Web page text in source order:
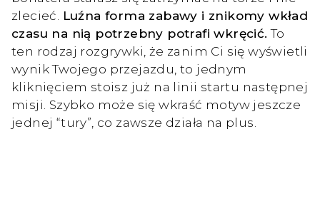
zlecieć. Luźna forma zabawy i znikomy wkład
czasu na nią potrzebny potrafi wkręcić. To
ten rodzaj rozgrywki, że zanim Ci się wyświetli
wynik Twojego przejazdu, to jednym
kliknięciem stoisz już na linii startu następnej
misji. Szybko może się wkraść motyw jeszcze
jednej “tury”, co zawsze działa na plus.